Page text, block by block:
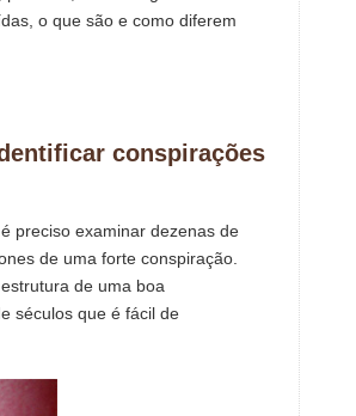
o que são e como diferem
conspirações
preciso examinar dezenas de
de uma forte conspiração.
de uma boa
séculos que é fácil de